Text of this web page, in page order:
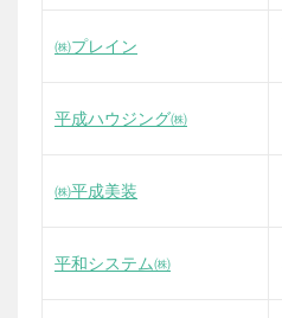
㈱プレイン
平成ハウジング㈱
㈱平成美装
平和システム㈱